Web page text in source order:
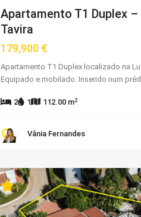
Apartamento T1 Duplex –
Tavira
179,900 €
Apartamento T1 Duplex localizado na
Equipado e mobilado. Inserido num
2 1 112.00 m2
Vânia Fernandes